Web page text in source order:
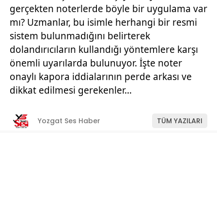
gerçekten noterlerde böyle bir uygulama var
mı? Uzmanlar, bu isimle herhangi bir resmi
sistem bulunmadığını belirterek
dolandırıcıların kullandığı yöntemlere karşı
önemli uyarılarda bulunuyor. İşte noter
onaylı kapora iddialarının perde arkası ve
dikkat edilmesi gerekenler…
Yozgat Ses Haber TÜM YAZILARI